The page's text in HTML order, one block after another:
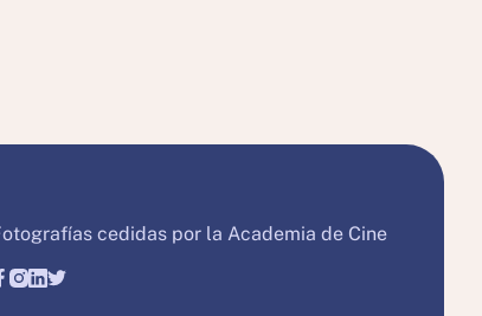
cedidas por la Academia de Cine